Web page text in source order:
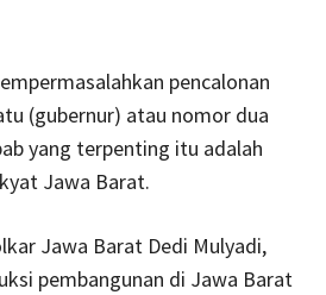
pencalonan
(gubernur) atau nomor dua
yang terpenting itu adalah
Jawa Barat.
Jawa Barat Dedi Mulyadi,
pembangunan di Jawa Barat